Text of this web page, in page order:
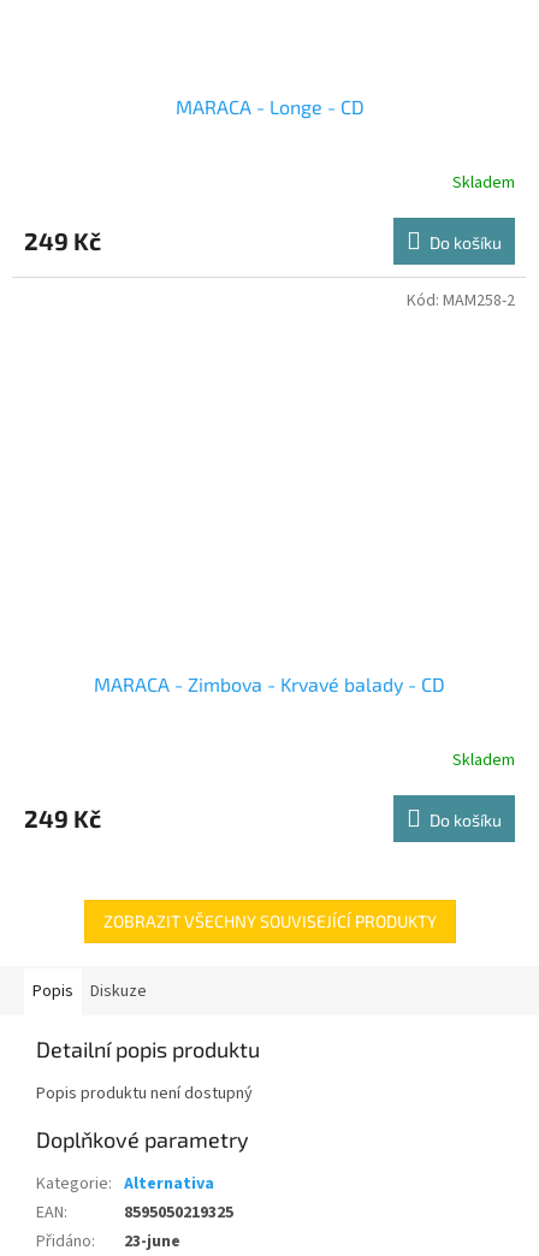
MARACA - Longe - CD
Skladem
249 Kč Do košíku
MARACA - Zimbova - Krvavé balady - CD
Skladem
249 Kč Do košíku
Kód: MAM258-2
ZOBRAZIT VŠECHNY SOUVISEJÍCÍ PRODUKTY
Popis Diskuze
Detailní popis produktu
Popis produktu není dostupný
Doplňkové parametry
Kategorie: Alternativa
EAN:
8595050219325
Přidáno: 23-june